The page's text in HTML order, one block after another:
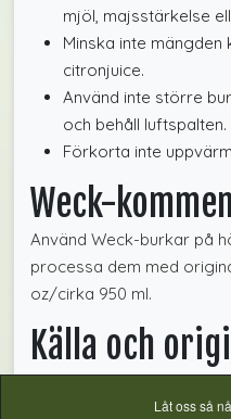
mjöl, majsstärkelse
Minska inte
citronjuice.
Använd inte större
och behåll luftspalten.
Förkorta inte
Weck-
Använd Weck-burkar på
processa dem med
oz/cirka 950 ml.
Källa och
Fullständigt översatt från
.Låt oss så